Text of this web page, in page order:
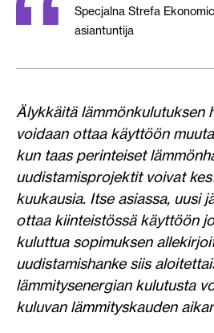
Specjalna Strefa
asiantuntija
Älykkäitä lämmönkulutuksen
voidaan ottaa käyttöön
kun taas perinteiset
uudistamisprojektit voivat
kuukausia. Itse asiassa, uusi
ottaa kiinteistössä käyttöön
kuluttua sopimuksen
uudistamishanke siis
lämmitysenergian kulutusta
kuluvan lämmityskauden